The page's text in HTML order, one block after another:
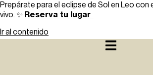
Prepárate para el eclipse de Sol en Leo con
vivo. ✨ Reserva tu lugar
Ir al contenido